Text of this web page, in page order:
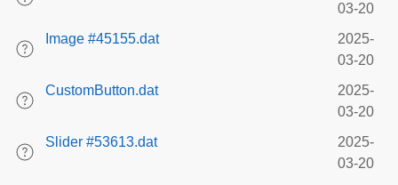
03-20
Image #45155.dat
2025-
03-20
CustomButton.dat
2025-
03-20
Slider #53613.dat
2025-
03-20